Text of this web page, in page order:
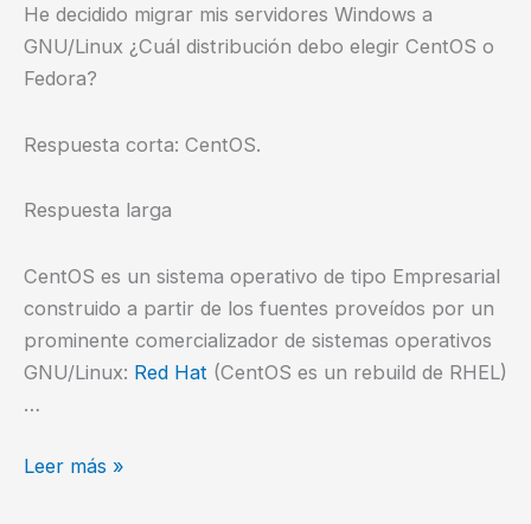
He decidido migrar mis servidores Windows a
GNU/Linux ¿Cuál distribución debo elegir CentOS o
Fedora?
Respuesta corta: CentOS.
Respuesta larga
CentOS es un sistema operativo de tipo Empresarial
construido a partir de los fuentes proveídos por un
prominente comercializador de sistemas operativos
GNU/Linux: Red Hat (CentOS es un rebuild de RHEL)
…
¿CentOS
Leer más »